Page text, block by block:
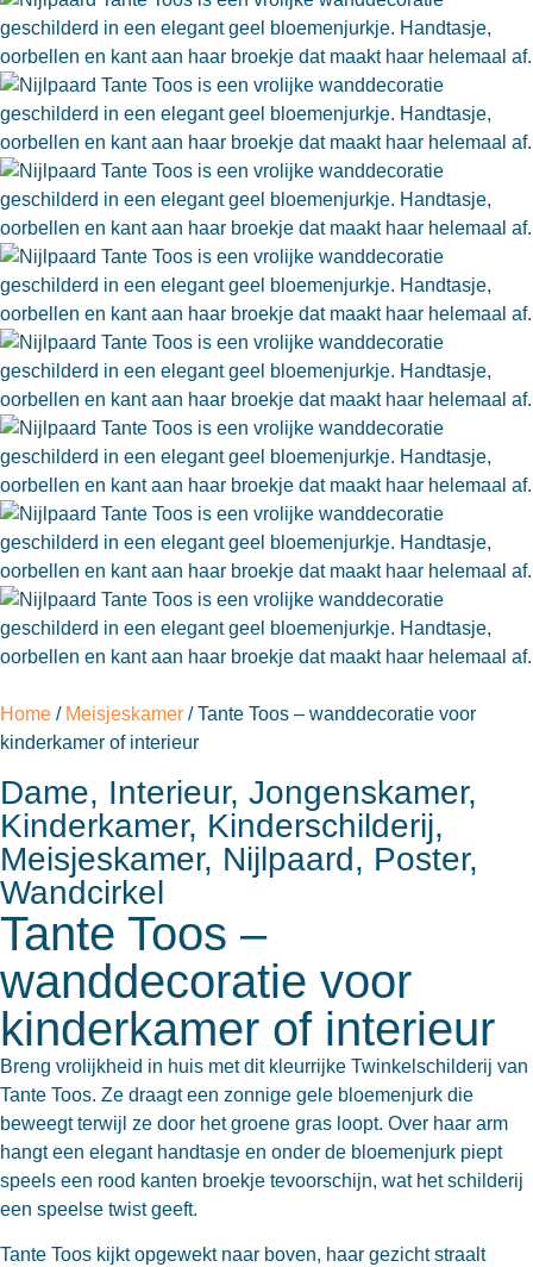
Home / Meisjeskamer / Tante Toos – wanddecoratie voor
kinderkamer of interieur
Dame, Interieur, Jongenskamer,
Kinderkamer, Kinderschilderij,
Meisjeskamer, Nijlpaard, Poster,
Wandcirkel
Tante Toos –
wanddecoratie voor
kinderkamer of interieur
Breng vrolijkheid in huis met dit kleurrijke Twinkelschilderij van
Tante Toos. Ze draagt een zonnige gele bloemenjurk die
beweegt terwijl ze door het groene gras loopt. Over haar arm
hangt een elegant handtasje en onder de bloemenjurk piept
speels een rood kanten broekje tevoorschijn, wat het schilderij
een speelse twist geeft.
Tante Toos kijkt opgewekt naar boven, haar gezicht straalt